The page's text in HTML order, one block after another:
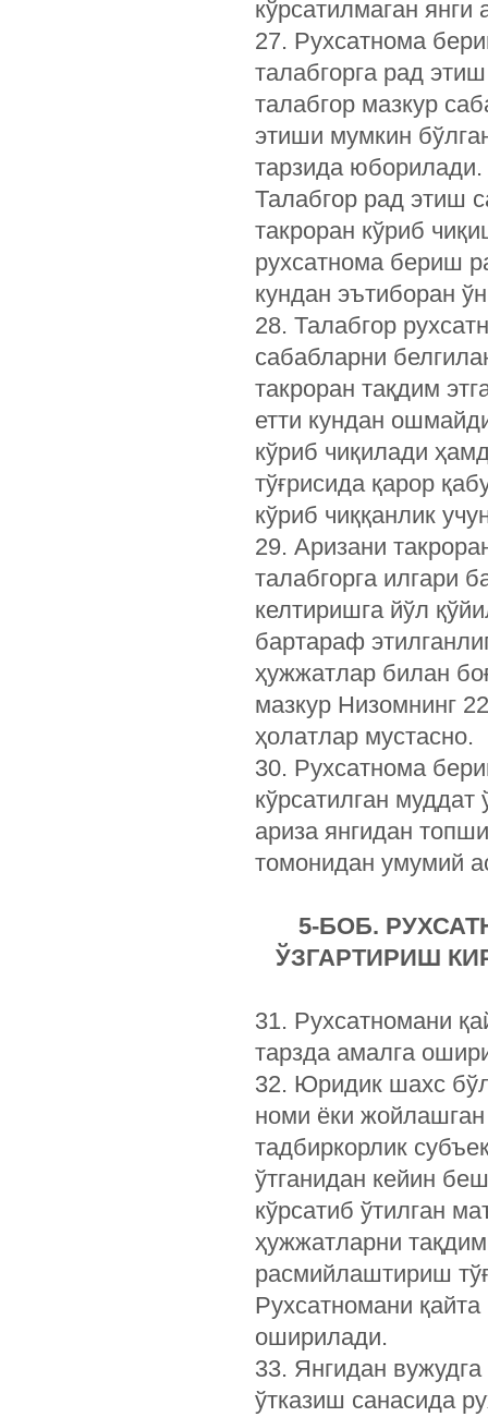
кўрсатилмаган
27. Рухсатнома
талабгорга рад
талабгор мазкур
этиши мумкин
тарзида юборилади.
Талабгор рад этиш
такроран кўриб
рухсатнома бериш
кундан эътиборан
28. Талабгор
сабабларни
такроран тақдим
етти кундан
кўриб чиқилади
тўғрисида қарор
кўриб чиққанлик
29. Аризани
талабгорга илгари
келтиришга йўл
бартараф
ҳужжатлар билан
мазкур Низомнинг
ҳолатлар мустасно.
30. Рухсатнома
кўрсатилган муддат
ариза янгидан
томонидан умумий
5-БОБ.
ЎЗГАРТИРИШ
31. Рухсатномани
тарзда амалга
32. Юридик шахс
номи ёки жойлашган
тадбиркорлик
ўтганидан кейин
кўрсатиб ўтилган
ҳужжатларни
расмийлаштириш
Рухсатномани
оширилади.
33. Янгидан
ўтказиш санасида